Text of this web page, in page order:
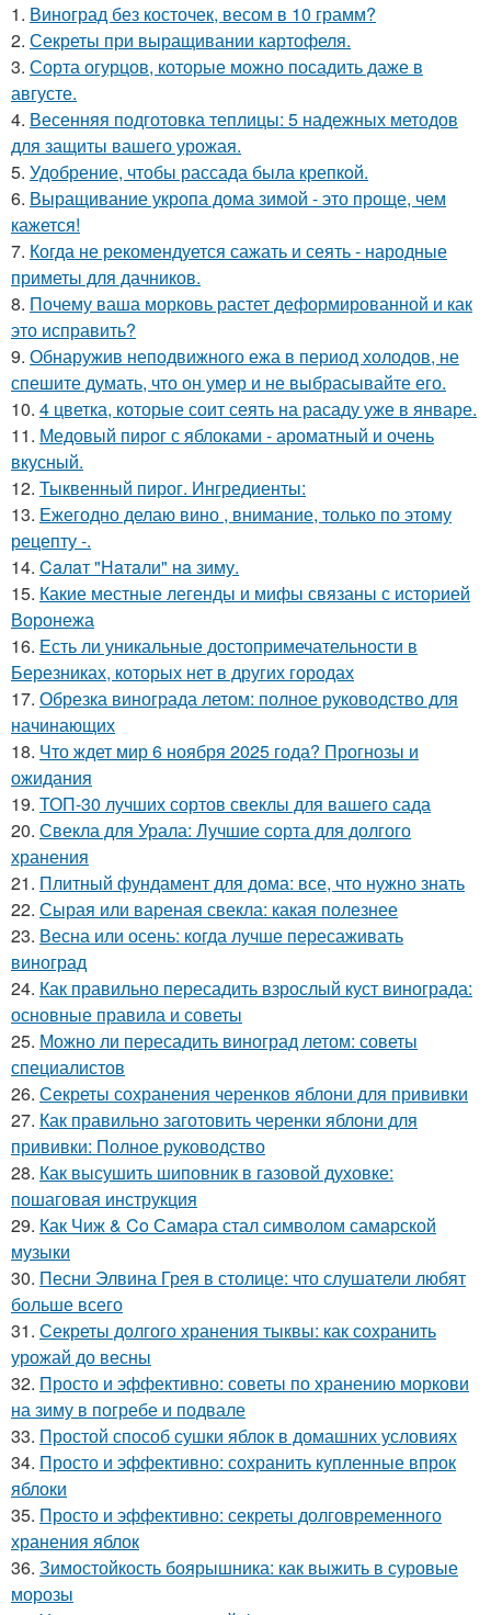
1. Виноград без косточек, весом в 10 грамм?
2. Секреты при выращивании картофеля.
3. Сорта огурцов, которые можно посадить даже в
августе.
4. Весенняя подготовка теплицы: 5 надежных методов
для защиты вашего урожая.
5. Удобрение, чтобы рассада была крепкoй.
6. Выращивание укропа дома зимой - это проще, чем
кажется!
7. Когда не рекомендуется сажать и сеять - народные
приметы для дачников.
8. Почему ваша морковь растет деформированной и как
это исправить?
9. Обнаружив неподвижного ежа в период холодов, не
спешите думать, что он умер и не выбрасывайте его.
10. 4 цветка, которые соит сеять на расаду уже в январе.
11. Медовый пирог с яблоками - ароматный и очень
вкусный.
12. Тыквенный пирог. Ингредиенты:
13. Ежегодно делаю вино , внимание, только по этому
рецепту -.
14. Caлaт "Нaтaли" нa зиму.
15. Какие местные легенды и мифы связаны с историей
Воронежа
16. Есть ли уникальные достопримечательности в
Березниках, которых нет в других городах
17. Обрезка винограда летом: полное руководство для
начинающих
18. Что ждет мир 6 ноября 2025 года? Прогнозы и
ожидания
19. ТОП-30 лучших сортов свеклы для вашего сада
20. Свекла для Урала: Лучшие сорта для долгого
хранения
21. Плитный фундамент для дома: все, что нужно знать
22. Сырая или вареная свекла: какая полезнее
23. Весна или осень: когда лучше пересаживать
виноград
24. Как правильно пересадить взрослый куст винограда:
основные правила и советы
25. Можно ли пересадить виноград летом: советы
специалистов
26. Секреты сохранения черенков яблони для прививки
27. Как правильно заготовить черенки яблони для
прививки: Полное руководство
28. Как высушить шиповник в газовой духовке:
пошаговая инструкция
29. Как Чиж & Co Самара стал символом самарской
музыки
30. Песни Элвина Грея в столице: что слушатели любят
больше всего
31. Секреты долгого хранения тыквы: как сохранить
урожай до весны
32. Просто и эффективно: советы по хранению моркови
на зиму в погребе и подвале
33. Простой способ сушки яблок в домашних условиях
34. Просто и эффективно: сохранить купленные впрок
яблоки
35. Просто и эффективно: секреты долговременного
хранения яблок
36. Зимостойкость боярышника: как выжить в суровые
морозы